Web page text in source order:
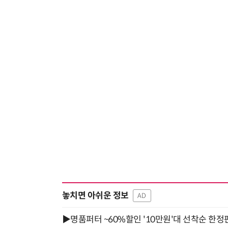
놓치면 아쉬운 정보 AD
▶명품퍼터 ~60%할인 '10만원'대 선착순 한정